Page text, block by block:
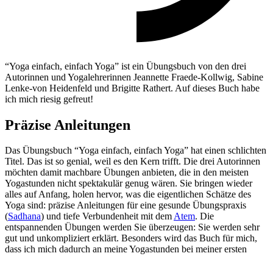
“Yoga einfach, einfach Yoga” ist ein Übungsbuch von den drei
Autorinnen und Yogalehrerinnen Jeannette Fraede-Kollwig, Sabine
Lenke-von Heidenfeld und Brigitte Rathert. Auf dieses Buch habe
ich mich riesig gefreut!
Präzise Anleitungen
Das Übungsbuch “Yoga einfach, einfach Yoga” hat einen schlichten
Titel. Das ist so genial, weil es den Kern trifft. Die drei Autorinnen
möchten damit machbare Übungen anbieten, die in den meisten
Yogastunden nicht spektakulär genug wären. Sie bringen wieder
alles auf Anfang, holen hervor, was die eigentlichen Schätze des
Yoga sind: präzise Anleitungen für eine gesunde Übungspraxis
(Sadhana) und tiefe Verbundenheit mit demAtem. Die
entspannenden Übungen werden Sie überzeugen: Sie werden sehr
gut und unkompliziert erklärt. Besonders wird das Buch für mich,
dass ich mich dadurch an meine Yogastunden bei meiner ersten